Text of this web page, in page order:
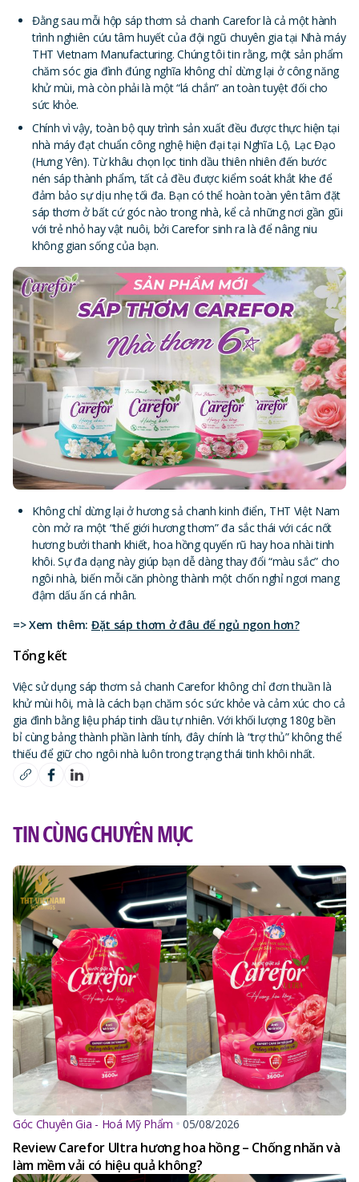
Đằng sau mỗi hộp sáp thơm sả chanh Carefor là cả một hành
trình nghiên cứu tâm huyết của đội ngũ chuyên gia tại Nhà máy
THT Vietnam Manufacturing. Chúng tôi tin rằng, một sản phẩm
chăm sóc gia đình đúng nghĩa không chỉ dừng lại ở công năng
khử mùi, mà còn phải là một “lá chắn” an toàn tuyệt đối cho
sức khỏe.
Chính vì vậy, toàn bộ quy trình sản xuất đều được thực hiện tại
nhà máy đạt chuẩn công nghệ hiện đại tại Nghĩa Lộ, Lạc Đạo
(Hưng Yên). Từ khâu chọn lọc tinh dầu thiên nhiên đến bước
nén sáp thành phẩm, tất cả đều được kiểm soát khắt khe để
đảm bảo sự dịu nhẹ tối đa. Bạn có thể hoàn toàn yên tâm đặt
sáp thơm ở bất cứ góc nào trong nhà, kể cả những nơi gần gũi
với trẻ nhỏ hay vật nuôi, bởi Carefor sinh ra là để nâng niu
không gian sống của bạn.
Không chỉ dừng lại ở hương sả chanh kinh điển, THT Việt Nam
còn mở ra một “thế giới hương thơm” đa sắc thái với các nốt
hương bưởi thanh khiết, hoa hồng quyến rũ hay hoa nhài tinh
khôi. Sự đa dạng này giúp bạn dễ dàng thay đổi “màu sắc” cho
ngôi nhà, biến mỗi căn phòng thành một chốn nghỉ ngơi mang
đậm dấu ấn cá nhân.
=> Xem thêm: Đặt sáp thơm ở đâu để ngủ ngon hơn?
Tổng kết
Việc sử dụng sáp thơm sả chanh Carefor không chỉ đơn thuần là
khử mùi hôi, mà là cách bạn chăm sóc sức khỏe và cảm xúc cho cả
gia đình bằng liệu pháp tinh dầu tự nhiên. Với khối lượng 180g bền
bỉ cùng bảng thành phần lành tính, đây chính là “trợ thủ” không thể
thiếu để giữ cho ngôi nhà luôn trong trạng thái tinh khôi nhất.
TIN CÙNG CHUYÊN MỤC
Góc Chuyên Gia - Hoá Mỹ Phẩm 05/08/2026
Review Carefor Ultra hương hoa hồng – Chống nhăn và
làm mềm vải có hiệu quả không?